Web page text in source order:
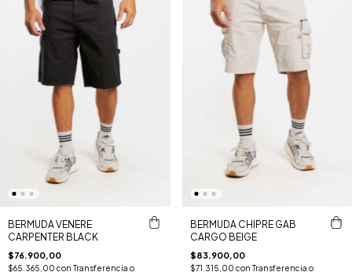
BERMUDA VENERE
CARPENTER BLACK
$76.900,00
$65.365,00 con Transferencia o
BERMUDA CHIPRE GAB
CARGO BEIGE
$83.900,00
$71.315,00 con Transferencia o